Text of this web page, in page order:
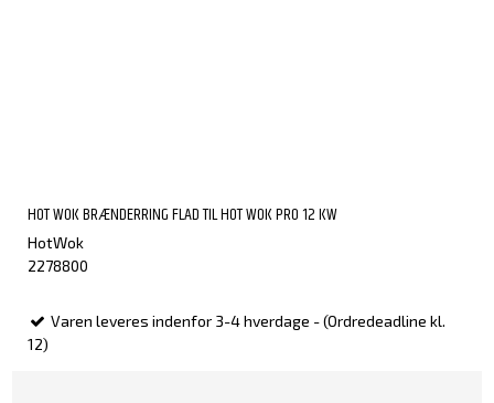
HOT WOK BRÆNDERRING FLAD TIL HOT WOK PRO 12 KW
HotWok
2278800
Varen leveres indenfor 3-4 hverdage - (Ordredeadline kl.
12)